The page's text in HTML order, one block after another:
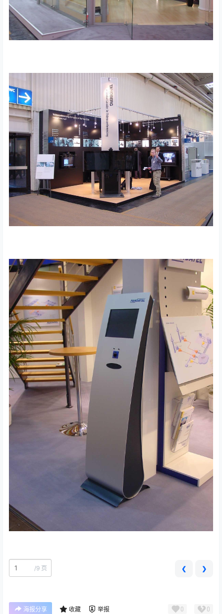
/9 页 ❮ ❯
海报分享 收藏 举报 0 0